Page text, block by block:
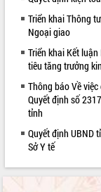
Khám bệnh, cấp phát
và tặng quà người dân
Hội nghị UBND tỉnh
tháng 7/2026
Lễ truy tặng danh hiệu
Nam Anh hùng” và trao
Lao động
UBND tỉnh Đắk Lắk triển
Kỳ họp thứ Hai, Hội đồng
ALBUM ẢNH
Triển khai Thông
Ngoại giao
Triển khai Kết
tiêu tăng trưởng
Thông báo Về
Quyết định số
tỉnh
Quyết định UBND
Sở Y tế